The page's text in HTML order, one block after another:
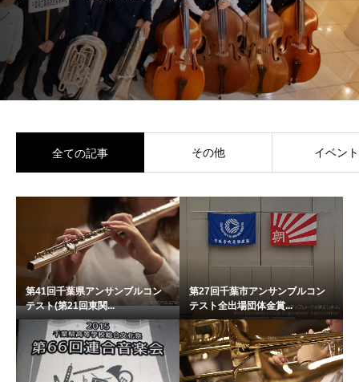
全ての記事 その他 イベント
第41回千葉県アンサンブルコン
テスト(第21回東関...
第27回千葉市アンサンブルコン
テスト全出場団体金賞...